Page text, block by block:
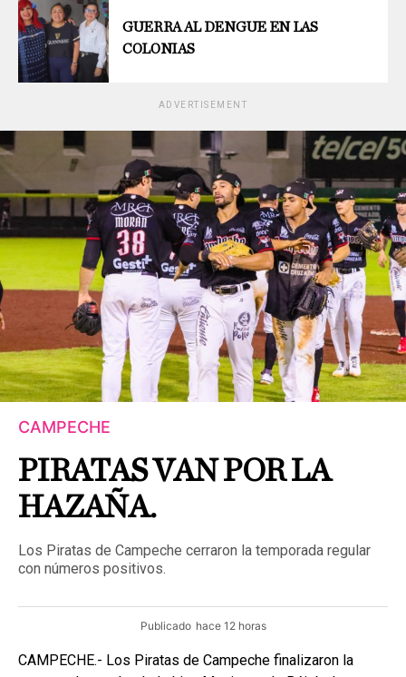
GUERRA AL DENGUE EN LAS
COLONIAS
ADVERTISEMENT
CAMPECHE
PIRATAS VAN POR LA
HAZAÑA.
Los Piratas de Campeche cerraron la temporada regular
con números positivos.
Publicado hace 12 horas
CAMPECHE.- Los Piratas de Campeche finalizaron la